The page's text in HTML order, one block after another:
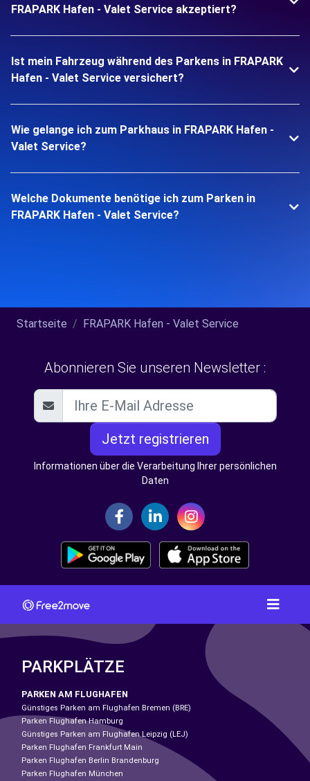
FRAPARK Hafen - Valet Service akzeptiert?
Ist mein Fahrzeug während des Parkens in FRAPARK
Hafen - Valet Service versichert?
Wie gelange ich zum Parkhaus in FRAPARK Hafen -
Valet Service?
Welche Dokumente benötige ich zum Parken in
FRAPARK Hafen - Valet Service?
Startseite FRAPARK Hafen - Valet Service
Abonnieren Sie unseren Newsletter :
Jetzt registrieren
Informationen über die Verarbeitung Ihrer persönlichen
Daten
PARKPLÄTZE
PARKEN AM FLUGHAFEN
Günstiges Parken am Flughafen Bremen (BRE)
Parken Flughafen Hamburg
Günstiges Parken am Flughafen Leipzig (LEJ)
Parken Flughafen Frankfurt Main
Parken Flughafen Berlin Brandenburg
Parken Flughafen München